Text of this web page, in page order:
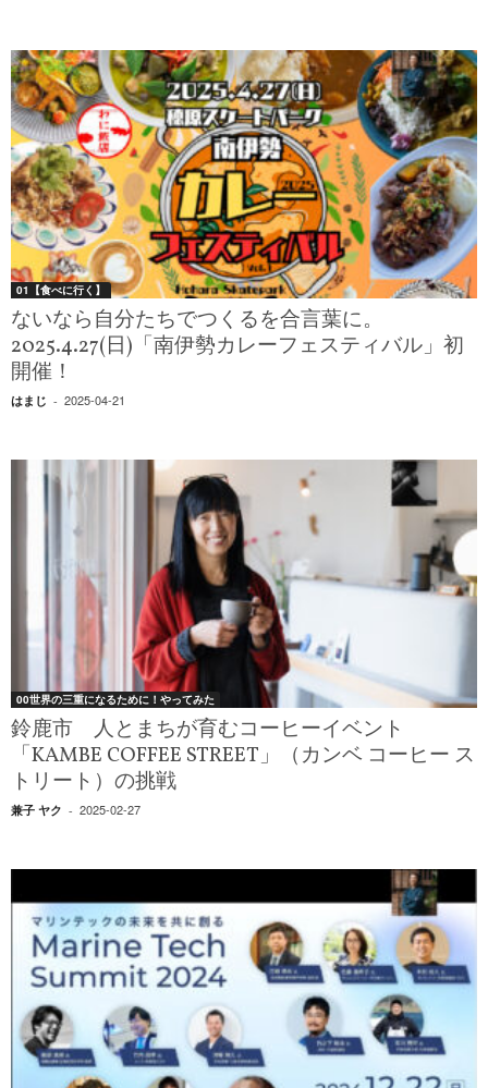
01【食べに行く】
ないなら自分たちでつくるを合言葉に。
2025.4.27(日)「南伊勢カレーフェスティバル」初
開催！
はまじ - 2025-04-21
00世界の三重になるために！やってみた
鈴鹿市 人とまちが育むコーヒーイベント
「KAMBE COFFEE STREET」（カンベ コーヒー ス
トリート）の挑戦
兼子 ヤク - 2025-02-27